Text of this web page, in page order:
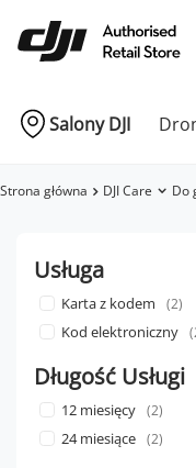
Salony DJI
Strona główna DJI Care Do
Usługa
Karta z kodem 2
Kod elektroniczny
Długość Usługi
12 miesięcy 2
24 miesiące 2